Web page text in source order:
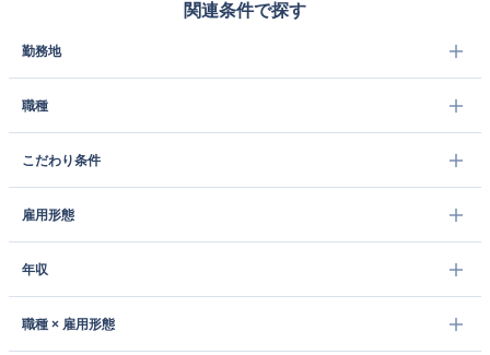
関連条件で探す
勤務地
職種
こだわり条件
雇用形態
年収
職種 × 雇用形態